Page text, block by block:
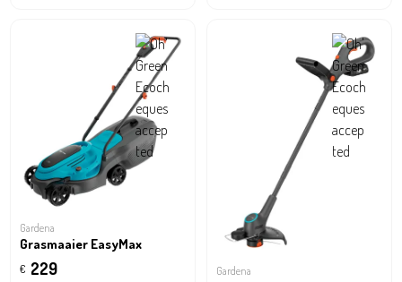
Gardena
Grasmaaier EasyMax
€ 229 Gardena